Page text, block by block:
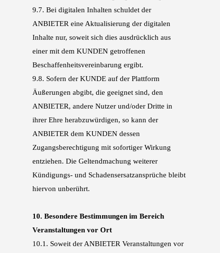
9.7. Bei digitalen Inhalten schuldet der
ANBIETER eine Aktualisierung der digitalen
Inhalte nur, soweit sich dies ausdrücklich aus
einer mit dem KUNDEN getroffenen
Beschaffenheitsvereinbarung ergibt.
9.8. Sofern der KUNDE auf der Plattform
Äußerungen abgibt, die geeignet sind, den
ANBIETER, andere Nutzer und/oder Dritte in
ihrer Ehre herabzuwürdigen, so kann der
ANBIETER dem KUNDEN dessen
Zugangsberechtigung mit sofortiger Wirkung
entziehen. Die Geltendmachung weiterer
Kündigungs- und Schadensersatzansprüche bleibt
hiervon unberührt.
10. Besondere Bestimmungen im Bereich
Veranstaltungen vor Ort
10.1. Soweit der ANBIETER Veranstaltungen vor